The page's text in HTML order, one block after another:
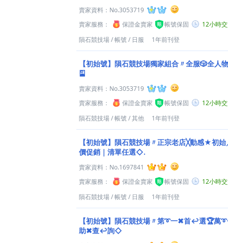
賣家資料： No.3053719
賣家服務：
保證金賣家 帳號保固
12小時
隕石競技場/帳號/ 日服 1年前刊登
【初始號】隕石競技場獨家組合〃全服🎲全人
🎴
賣家資料： No.3053719
賣家服務：
保證金賣家 帳號保固
12小時
隕石競技場/帳號/其他 1年前刊登
【初始號】隕石競技場〃正宗老店╳動感★初
價促銷｜清單任選◇.
賣家資料： No.1697841
賣家服務：
保證金賣家 帳號保固
12小時
隕石競技場/帳號/ 日服 1年前刊登
【初始號】隕石競技場〃第➰一✖首↩選🏆
助✖查↩詢◇